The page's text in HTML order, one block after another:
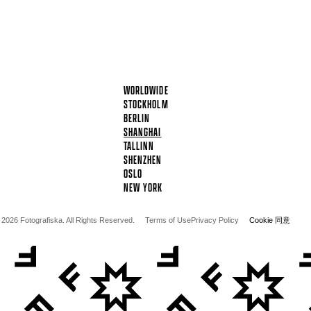
WORLDWIDE
STOCKHOLM
BERLIN
SHANGHAI
TALLINN
SHENZHEN
OSLO
NEW YORK
Fotografiska. All Rights Reserved. Terms of UsePrivacy Policy Cookie 同意